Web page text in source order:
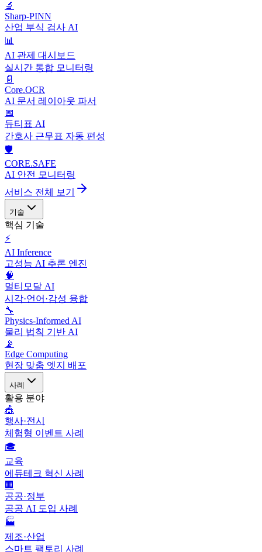
🔬
Sharp-PINN
산업 부식 검사 AI
📊
AI 관제 대시보드
실시간 통합 모니터링
📄
Core.OCR
AI 문서 레이아웃 파서
📅
듀티표 AI
간호사 근무표 자동 편성
🛡️
CORE.SAFE
AI 안전 모니터링
서비스 전체 보기
기술
핵심 기술
⚡
AI Inference
고성능 AI 추론 엔진
🧠
멀티모달 AI
시각·언어·감성 융합
🔧
Physics-Informed AI
물리 법칙 기반 AI
📡
Edge Computing
현장 맞춤 엣지 배포
사례
활용 분야
🎪
행사·전시
체험형 이벤트 사례
🎓
교육
에듀테크 혁신 사례
🏢
공공·정부
공공 AI 도입 사례
🏭
제조·산업
스마트 팩토리 사례